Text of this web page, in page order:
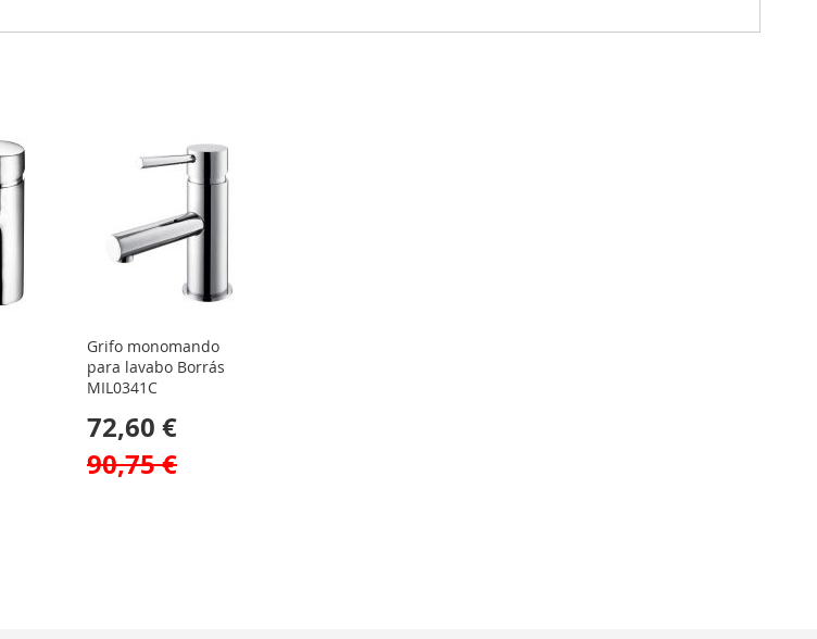
Grifo monomando
para lavabo Borrás
MIL0341C
72,60 €
90,75 €